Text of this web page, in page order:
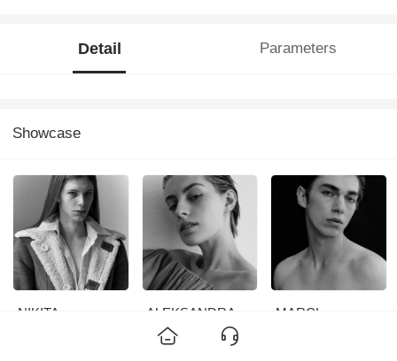
Detail Parameters
Showcase
NIKITA ALEKSANDRA MARCI